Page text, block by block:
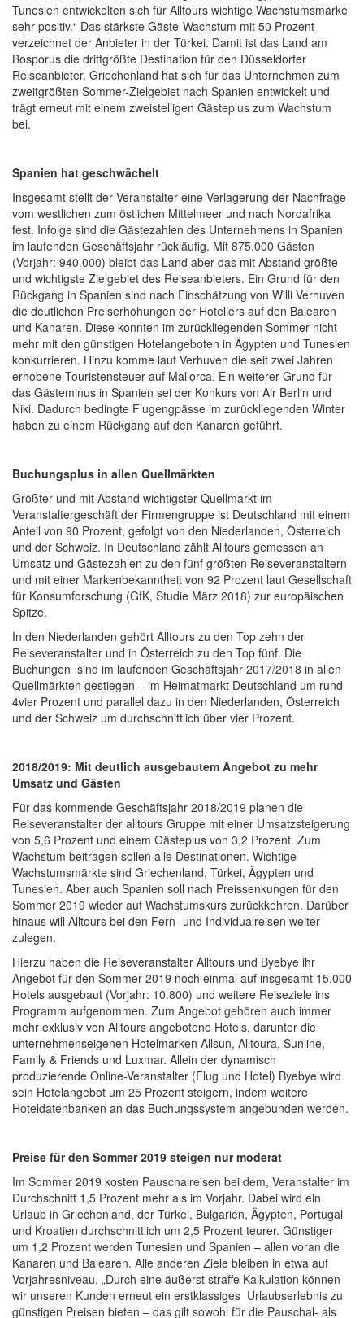
Tunesien entwickelten sich für Alltours wichtige Wachstumsmärke
sehr positiv.“ Das stärkste Gäste-Wachstum mit 50 Prozent
verzeichnet der Anbieter in der Türkei. Damit ist das Land am
Bosporus die drittgrößte Destination für den Düsseldorfer
Reiseanbieter. Griechenland hat sich für das Unternehmen zum
zweitgrößten Sommer-Zielgebiet nach Spanien entwickelt und
trägt erneut mit einem zweistelligen Gästeplus zum Wachstum
bei.
Spanien hat geschwächelt
Insgesamt stellt der Veranstalter eine Verlagerung der Nachfrage
vom westlichen zum östlichen Mittelmeer und nach Nordafrika
fest. Infolge sind die Gästezahlen des Unternehmens in Spanien
im laufenden Geschäftsjahr rückläufig. Mit 875.000 Gästen
(Vorjahr: 940.000) bleibt das Land aber das mit Abstand größte
und wichtigste Zielgebiet des Reiseanbieters. Ein Grund für den
Rückgang in Spanien sind nach Einschätzung von Willi Verhuven
die deutlichen Preiserhöhungen der Hoteliers auf den Balearen
und Kanaren. Diese konnten im zurückliegenden Sommer nicht
mehr mit den günstigen Hotelangeboten in Ägypten und Tunesien
konkurrieren. Hinzu komme laut Verhuven die seit zwei Jahren
erhobene Touristensteuer auf Mallorca. Ein weiterer Grund für
das Gästeminus in Spanien sei der Konkurs von Air Berlin und
Niki. Dadurch bedingte Flugengpässe im zurückliegenden Winter
haben zu einem Rückgang auf den Kanaren geführt.
Buchungsplus in allen Quellmärkten
Größter und mit Abstand wichtigster Quellmarkt im
Veranstaltergeschäft der Firmengruppe ist Deutschland mit einem
Anteil von 90 Prozent, gefolgt von den Niederlanden, Österreich
und der Schweiz. In Deutschland zählt Alltours gemessen an
Umsatz und Gästezahlen zu den fünf größten Reiseveranstaltern
und mit einer Markenbekanntheit von 92 Prozent laut Gesellschaft
für Konsumforschung (GfK, Studie März 2018) zur europäischen
Spitze.
In den Niederlanden gehört Alltours zu den Top zehn der
Reiseveranstalter und in Österreich zu den Top fünf. Die
Buchungen sind im laufenden Geschäftsjahr 2017/2018 in allen
Quellmärkten gestiegen – im Heimatmarkt Deutschland um rund
4vier Prozent und parallel dazu in den Niederlanden, Österreich
und der Schweiz um durchschnittlich über vier Prozent.
2018/2019: Mit deutlich ausgebautem Angebot zu mehr
Umsatz und Gästen
Für das kommende Geschäftsjahr 2018/2019 planen die
Reiseveranstalter der alltours Gruppe mit einer Umsatzsteigerung
von 5,6 Prozent und einem Gästeplus von 3,2 Prozent. Zum
Wachstum beitragen sollen alle Destinationen. Wichtige
Wachstumsmärkte sind Griechenland, Türkei, Ägypten und
Tunesien. Aber auch Spanien soll nach Preissenkungen für den
Sommer 2019 wieder auf Wachstumskurs zurückkehren. Darüber
hinaus will Alltours bei den Fern- und Individualreisen weiter
zulegen.
Hierzu haben die Reiseveranstalter Alltours und Byebye ihr
Angebot für den Sommer 2019 noch einmal auf insgesamt 15.000
Hotels ausgebaut (Vorjahr: 10.800) und weitere Reiseziele ins
Programm aufgenommen. Zum Angebot gehören auch immer
mehr exklusiv von Alltours angebotene Hotels, darunter die
unternehmenseigenen Hotelmarken Allsun, Alltoura, Sunline,
Family & Friends und Luxmar. Allein der dynamisch
produzierende Online-Veranstalter (Flug und Hotel) Byebye wird
sein Hotelangebot um 25 Prozent steigern, indem weitere
Hoteldatenbanken an das Buchungssystem angebunden werden.
Preise für den Sommer 2019 steigen nur moderat
Im Sommer 2019 kosten Pauschalreisen bei dem, Veranstalter im
Durchschnitt 1,5 Prozent mehr als im Vorjahr. Dabei wird ein
Urlaub in Griechenland, der Türkei, Bulgarien, Ägypten, Portugal
und Kroatien durchschnittlich um 2,5 Prozent teurer. Günstiger
um 1,2 Prozent werden Tunesien und Spanien – allen voran die
Kanaren und Balearen. Alle anderen Ziele bleiben in etwa auf
Vorjahresniveau. „Durch eine äußerst straffe Kalkulation können
wir unseren Kunden erneut ein erstklassiges Urlaubserlebnis zu
günstigen Preisen bieten – das gilt sowohl für die Pauschal- als